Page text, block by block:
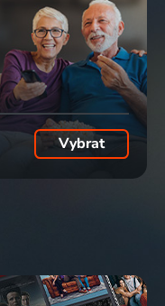
Vybrat